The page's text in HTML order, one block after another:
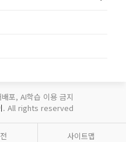
포, AI학습 이용 금지
. All rights reserved
사이트맵